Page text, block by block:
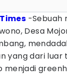
-Sebuah
Desa
yang dari
menjadi